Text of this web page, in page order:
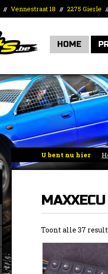
// Vennestraat 18 // 2275 Gierle
HOME
U bent nu hier
MAXXECU
Toont alle 37